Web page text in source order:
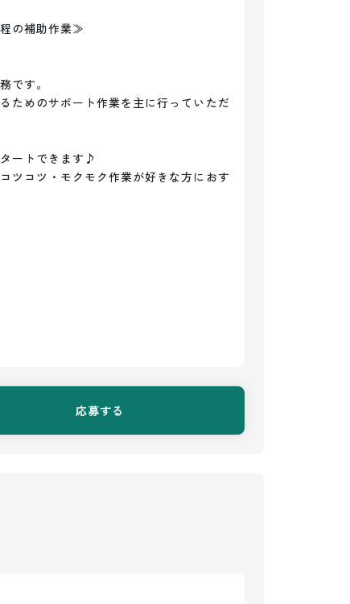
の補助作業≫
です。
ためのサポート作業を主に行っていただ
ートできます♪
ツコツ・モクモク作業が好きな方におす
応募する